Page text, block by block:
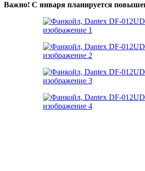
Важно! С января планируется